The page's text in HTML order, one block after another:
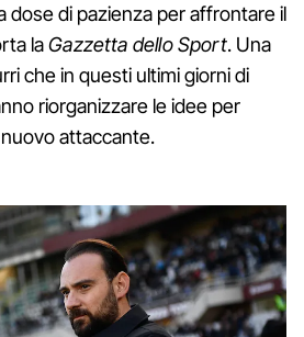
dose di pazienza per affrontare il
laGazzetta dello Sport. Una
che in questi ultimi giorni di
riorganizzare le idee per
attaccante.